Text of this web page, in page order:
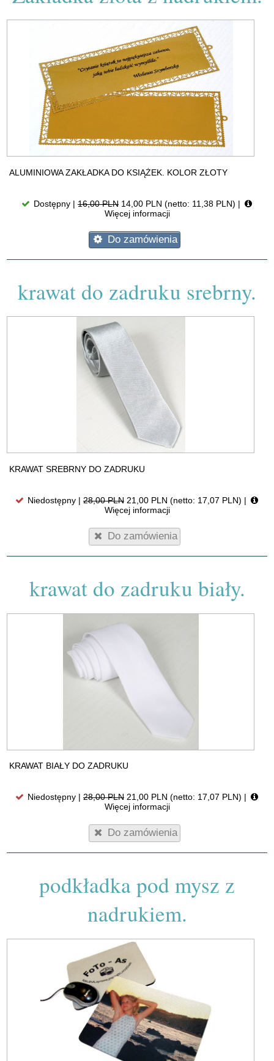
ALUMINIOWA ZAKŁADKA DO KSIĄŻEK. KOLOR ZŁOTY
Dostępny | 16,00 PLN 14,00 PLN (netto: 11,38 PLN) |
Więcej informacji
Do zamówienia
krawat do zadruku srebrny.
KRAWAT SREBRNY DO ZADRUKU
Niedostępny | 28,00 PLN 21,00 PLN (netto: 17,07 PLN) |
Więcej informacji
Do zamówienia
krawat do zadruku biały.
KRAWAT BIAŁY DO ZADRUKU
Niedostępny | 28,00 PLN 21,00 PLN (netto: 17,07 PLN) |
Więcej informacji
Do zamówienia
podkładka pod mysz z
nadrukiem.